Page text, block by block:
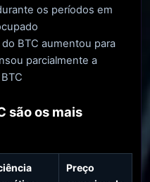
os períodos em
BTC aumentou para
parcialmente a
são os mais
Preço